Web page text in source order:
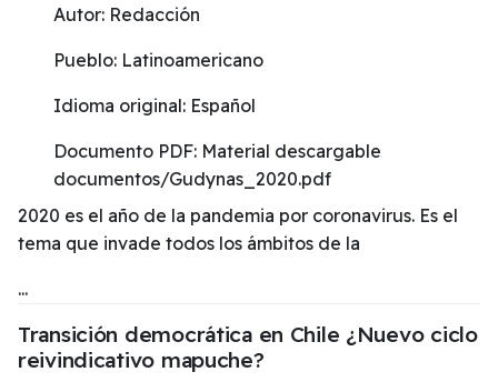
Autor: Redacción
Pueblo: Latinoamericano
Idioma original: Español
Documento PDF: Material descargable
documentos/Gudynas_2020.pdf
2020 es el año de la pandemia por coronavirus. Es el
tema que invade todos los ámbitos de la
...
Transición democrática en Chile ¿Nuevo ciclo
reivindicativo mapuche?